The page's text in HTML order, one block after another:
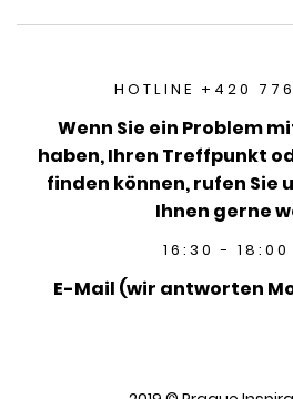
HOTLINE +420
Wenn Sie ein Problem
haben, Ihren Treffpunkt
finden können, rufen Sie
Ihnen gerne
16:30 - 18:00
E-Mail (wir antworten